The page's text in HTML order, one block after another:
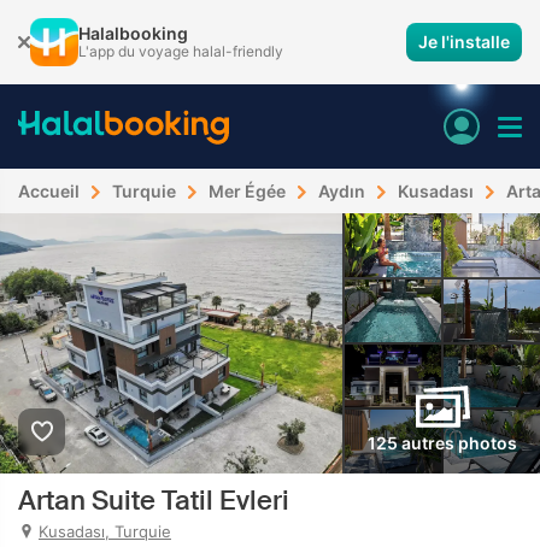
Halalbooking
L'app du voyage halal-friendly Je l'installe
Accueil Turquie Mer Égée Aydın Kusadası
125 autres photos
Artan Suite Tatil Evleri
Kusadası, Turquie